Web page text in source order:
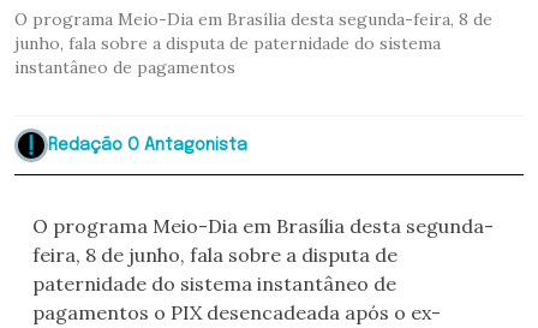
O programa Meio-Dia em Brasília desta segunda-feira, 8 de
junho, fala sobre a disputa de paternidade do sistema
instantâneo de pagamentos
Redação O Antagonista
O programa Meio-Dia em Brasília desta segunda-
feira, 8 de junho, fala sobre a disputa de
paternidade do sistema instantâneo de
pagamentos o PIX desencadeada após o ex-